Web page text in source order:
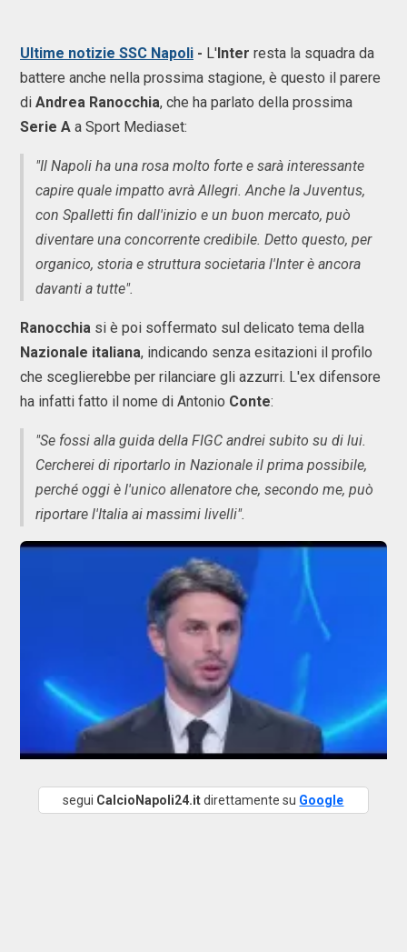
Ultime notizie SSC Napoli - L'Inter resta la squadra da
battere anche nella prossima stagione, è questo il parere
di Andrea Ranocchia, che ha parlato della prossima
Serie A a Sport Mediaset:
"Il Napoli ha una rosa molto forte e sarà interessante
capire quale impatto avrà Allegri. Anche la Juventus,
con Spalletti fin dall'inizio e un buon mercato, può
diventare una concorrente credibile. Detto questo, per
organico, storia e struttura societaria l'Inter è ancora
davanti a tutte".
Ranocchia si è poi soffermato sul delicato tema della
Nazionale italiana, indicando senza esitazioni il profilo
che sceglierebbe per rilanciare gli azzurri. L'ex difensore
ha infatti fatto il nome di Antonio Conte:
"Se fossi alla guida della FIGC andrei subito su di lui.
Cercherei di riportarlo in Nazionale il prima possibile,
perché oggi è l'unico allenatore che, secondo me, può
riportare l'Italia ai massimi livelli".
segui CalcioNapoli24.itdirettamente su Google